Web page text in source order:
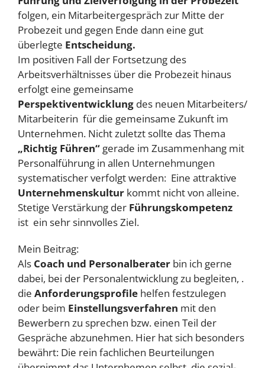
folgen, ein Mitarbeitergespräch zur Mitte der
Probezeit und gegen Ende dann eine gut
überlegte Entscheidung.
Im positiven Fall der Fortsetzung des
Arbeitsverhältnisses über die Probezeit hinaus
erfolgt eine gemeinsame
Perspektiventwicklung des neuen Mitarbeiters/
Mitarbeiterin für die gemeinsame Zukunft im
Unternehmen. Nicht zuletzt sollte das Thema
„Richtig Führen“ gerade im Zusammenhang mit
Personalführung in allen Unternehmungen
systematischer verfolgt werden: Eine attraktive
Unternehmenskultur kommt nicht von alleine.
Stetige Verstärkung der Führungskompetenz
ist ein sehr sinnvolles Ziel.
Mein Beitrag:
Als Coach und Personalberater bin ich gerne
dabei, bei der Personalentwicklung zu begleiten, .
die Anforderungsprofile helfen festzulegen
oder beim Einstellungsverfahren mit den
Bewerbern zu sprechen bzw. einen Teil der
Gespräche abzunehmen. Hier hat sich besonders
bewährt: Die rein fachlichen Beurteilungen